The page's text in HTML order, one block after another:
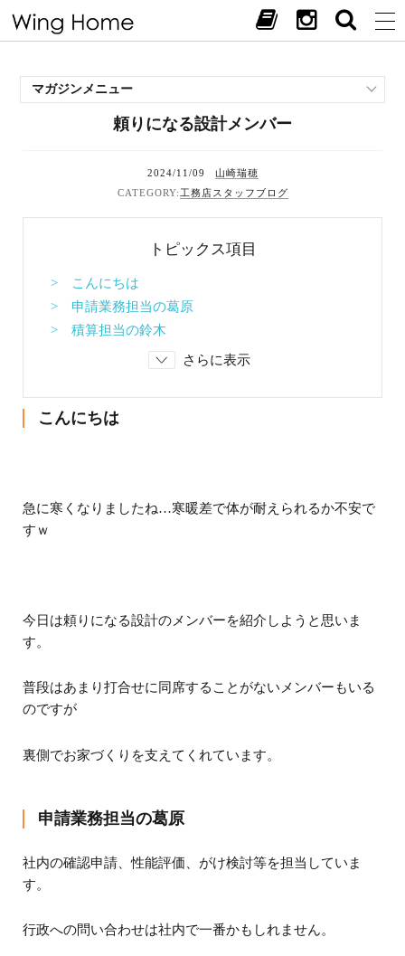
マガジンメニュー
お施主様ブログ
頼りになる設計メンバー
2024/11/09
山崎瑞穂
工務店スタッフブログ
トピックス項目
> こんにちは
> 申請業務担当の葛原
> 積算担当の鈴木
さらに表示
こんにちは
急に寒くなりましたね…寒暖差で体が耐えられるか不安で
すｗ
今日は頼りになる設計のメンバーを紹介しようと思いま
す。
普段はあまり打合せに同席することがないメンバーもいる
のですが
裏側でお家づくりを支えてくれています。
申請業務担当の葛原
社内の確認申請、性能評価、がけ検討等を担当していま
す。
行政への問い合わせは社内で一番かもしれません。